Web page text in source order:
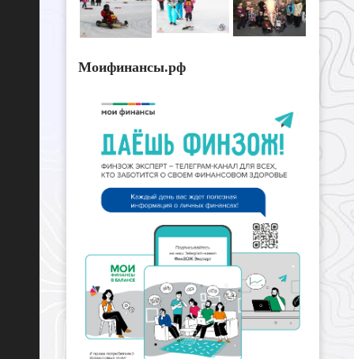
Моифинансы.рф